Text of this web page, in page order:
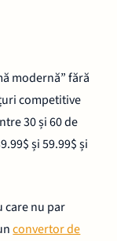
modernă” fără
competitive
30 și 60 de
și 59.99$ și
care nu par
convertor de